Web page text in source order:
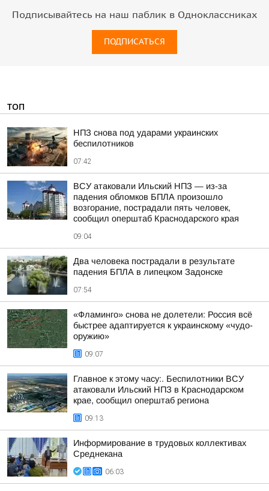
Подписывайтесь на наш паблик в Одноклассниках
ПОДПИСАТЬСЯ
ТОП
НПЗ снова под ударами украинских
беспилотников
07:42
ВСУ атаковали Ильский НПЗ — из-за
падения обломков БПЛА произошло
возгорание, пострадали пять человек,
сообщил оперштаб Краснодарского края
09:04
Два человека пострадали в результате
падения БПЛА в липецком Задонске
07:54
«Фламинго» снова не долетели: Россия всё
быстрее адаптируется к украинскому «чудо-
оружию»
09:07
Главное к этому часу:. Беспилотники ВСУ
атаковали Ильский НПЗ в Краснодарском
крае, сообщил оперштаб региона
09:13
Информирование в трудовых коллективах
Среднекана
06:03